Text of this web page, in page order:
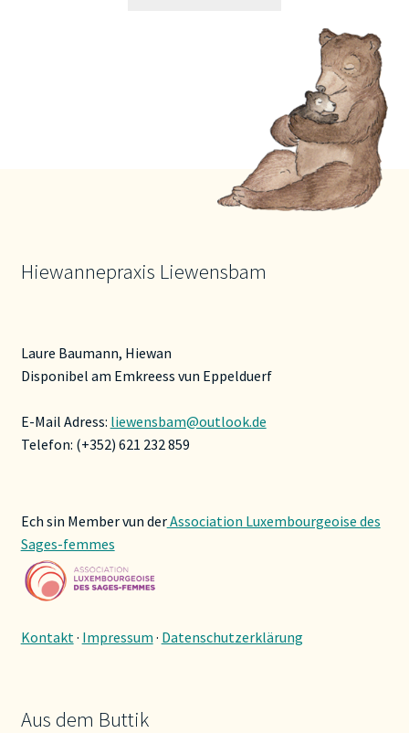
Hiewannepraxis Liewensbam
Laure Baumann, Hiewan
Disponibel am Emkreess vun Eppelduerf
E-Mail Adress: liewensbam@outlook.de
Telefon: (+352) 621 232 859
Ech sin Member vun derAssociation Luxembourgeoise des
Sages-femmes
Kontakt · Impressum · Datenschutzerklärung
Aus dem Buttik